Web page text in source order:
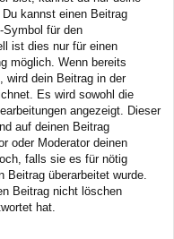
kannst einen Beitrag
Symbol für den
ist dies nur für einen
möglich. Wenn bereits
wird dein Beitrag in der
Es wird sowohl die
angezeigt. Dieser
auf deinen Beitrag
oder Moderator deinen
falls sie es für nötig
Beitrag überarbeitet wurde.
Beitrag nicht löschen
hat.